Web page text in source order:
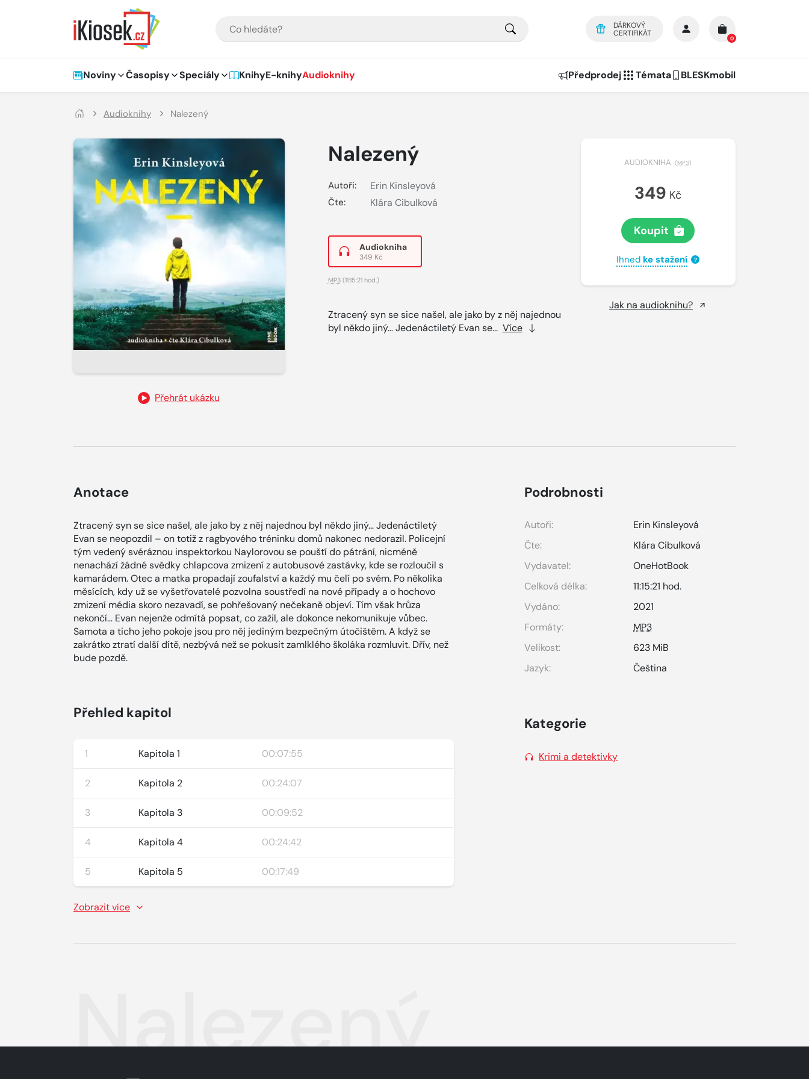
DÁRKOVÝ
CERTIFIKÁT
0
Hlavní navigace
Noviny Časopisy Speciály KnihyE-knihyAudioknihy Předprodej Témata BLESKmobil
Audioknihy Nalezený
Přehrát ukázku
Nalezený
Autoři: Erin Kinsleyová
Čte: Klára Cibulková
Audiokniha
349 Kč
MP3(11:15:21 hod.)
Ztracený syn se sice našel, ale jako by z něj najednou
byl někdo jiný… Jedenáctiletý Evan se... Více
AUDIOKNIHA (MP3)
349 Kč
Koupit
Ihned ke stažení ?
Jak na audioknihu?
Anotace
Ztracený syn se sice našel, ale jako by z něj najednou byl někdo jiný… Jedenáctiletý
Evan se neopozdil – on totiž z ragbyového tréninku domů nakonec nedorazil. Policejní
tým vedený svéráznou inspektorkou Naylorovou se pouští do pátrání, nicméně
nenachází žádné svědky chlapcova zmizení z autobusové zastávky, kde se rozloučil s
kamarádem. Otec a matka propadají zoufalství a každý mu čelí po svém. Po několika
měsících, kdy už se vyšetřovatelé pozvolna soustředí na nové případy a o hochovo
zmizení média skoro nezavadí, se pohřešovaný nečekaně objeví. Tím však hrůza
nekončí… Evan nejenže odmítá popsat, co zažil, ale dokonce nekomunikuje vůbec.
Samota a ticho jeho pokoje jsou pro něj jediným bezpečným útočištěm. A když se
zakrátko ztratí další dítě, nezbývá než se pokusit zamlklého školáka rozmluvit. Dřív, než
bude pozdě.
Přehled kapitol
1 Kapitola 1 00:07:55
2 Kapitola 2 00:24:07
3 Kapitola 3 00:09:52
4 Kapitola 4 00:24:42
5 Kapitola 5 00:17:49
Zobrazit více
Podrobnosti
Autoři:
Erin Kinsleyová
Čte:
Klára Cibulková
Vydavatel:
OneHotBook
Celková délka:
11:15:21 hod.
Vydáno:
2021
Formáty:
MP3
Velikost:
623 MiB
Jazyk:
Čeština
Kategorie
Krimi a detektivky
Nalezený